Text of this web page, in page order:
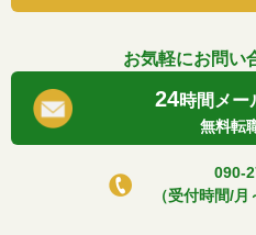
お気軽にお問い
24時間メー
無料転
090-
（受付時間/